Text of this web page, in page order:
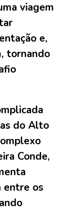
viagem
e,
tornando
do Alto
Conde,
entre os